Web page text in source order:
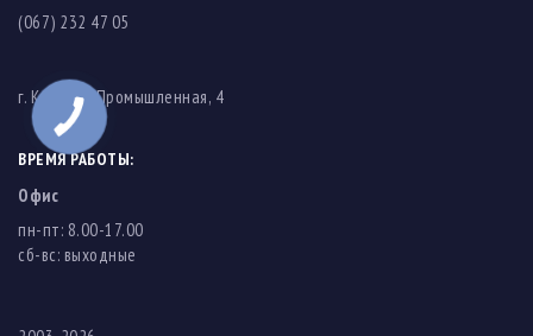
(067) 232 47 05
г. Киев, ул. Промышленная, 4
ВРЕМЯ РАБОТЫ:
Офис
пн-пт: 8.00-17.00
cб-вс: выходные